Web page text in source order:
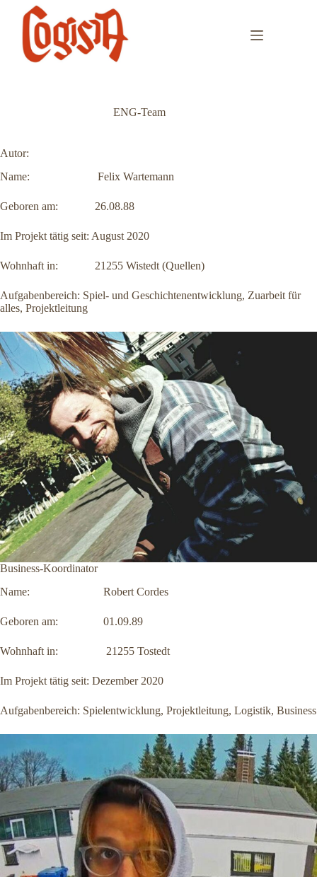
content
ENG-Team
Autor:
Name: Felix Wartemann
Geboren am: 26.08.88
Im Projekt tätig seit: August 2020
Wohnhaft in: 21255 Wistedt (Quellen)
Aufgabenbereich: Spiel- und Geschichtenentwicklung, Zuarbeit für
alles, Projektleitung
Business-Koordinator
Name: Robert Cordes
Geboren am: 01.09.89
Wohnhaft in: 21255 Tostedt
Im Projekt tätig seit: Dezember 2020
Aufgabenbereich: Spielentwicklung, Projektleitung, Logistik, Business